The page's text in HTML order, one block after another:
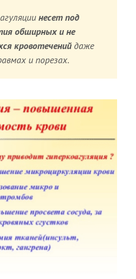
несет под
обширных и не
кровотечений даже
и порезах.